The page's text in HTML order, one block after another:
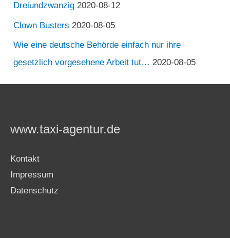
Dreiundzwanzig 2020-08-12
Clown Busters 2020-08-05
Wie eine deutsche Behörde einfach nur ihre
gesetzlich vorgesehene Arbeit tut… 2020-08-05
www.taxi-agentur.de
Kontakt
Impressum
Datenschutz